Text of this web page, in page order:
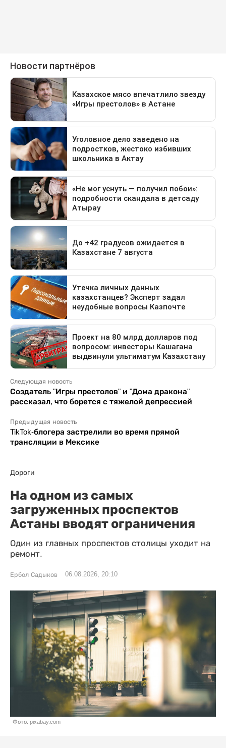
Следующая новость
Создатель "Игры престолов" и "Дома дракона"
рассказал, что борется с тяжелой депрессией
Предыдущая новость
TikTok-блогера застрелили во время прямой
трансляции в Мексике
Дороги
На одном из самых
загруженных проспектов
Астаны вводят ограничения
Один из главных проспектов столицы уходит на
ремонт.
Ербол Садыков 06.08.2026, 20:10
Фото: pixabay.com